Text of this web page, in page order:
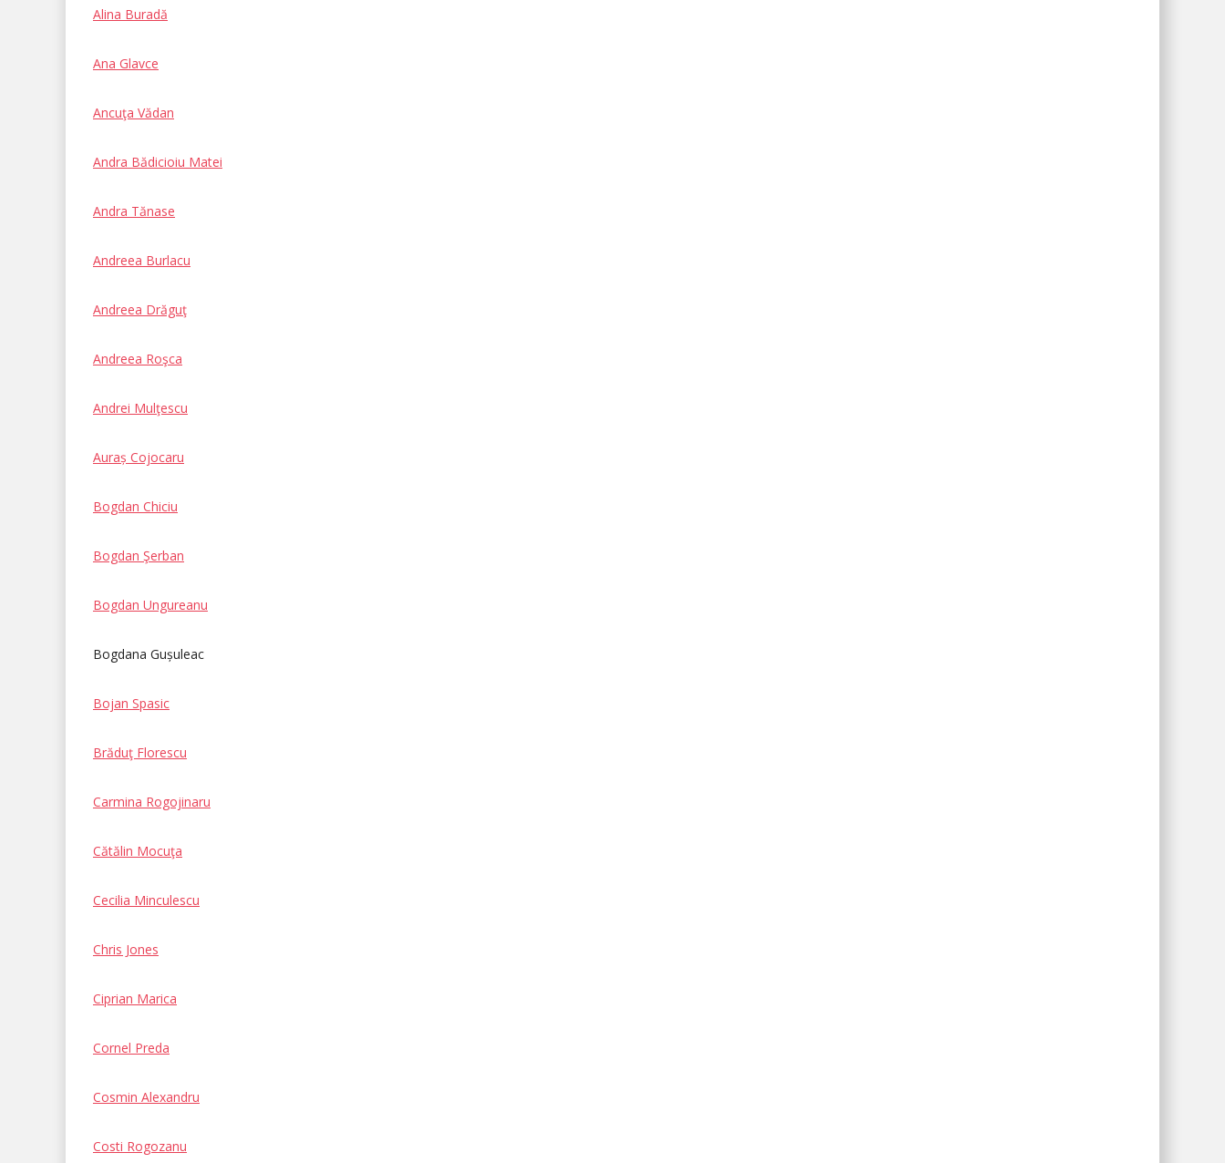
Alina Buradă
Ana Glavce
Ancuţa Vădan
Andra Bădicioiu Matei
Andra Tănase
Andreea Burlacu
Andreea Drăguţ
Andreea Roşca
Andrei Mulţescu
Auraș Cojocaru
Bogdan Chiciu
Bogdan Şerban
Bogdan Ungureanu
Bogdana Gușuleac
Bojan Spasic
Brăduţ Florescu
Carmina Rogojinaru
Cătălin Mocuţa
Cecilia Minculescu
Chris Jones
Ciprian Marica
Cornel Preda
Cosmin Alexandru
Costi Rogozanu